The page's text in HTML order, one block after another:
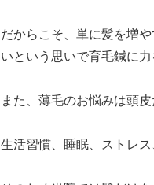
だからこそ、単に髪を増
いという思いで育毛鍼に力
また、薄毛のお悩みは頭
生活習慣、睡眠、ストレ